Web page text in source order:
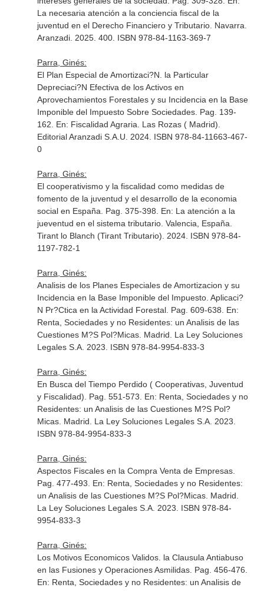
La necesaria atención a la conciencia fiscal de la
juventud en el Derecho Financiero y Tributario. Navarra.
Aranzadi. 2025. 400. ISBN 978-84-1163-369-7
Parra, Ginés:
El Plan Especial de Amortizaci?N. la Particular
Depreciaci?N Efectiva de los Activos en
Aprovechamientos Forestales y su Incidencia en la Base
Imponible del Impuesto Sobre Sociedades. Pag. 139-
162. En: Fiscalidad Agraria . Las Rozas ( Madrid).
Editorial Aranzadi S.A.U. 2024. ISBN 978-84-11663-467-
0
Parra, Ginés:
El cooperativismo y la fiscalidad como medidas de
fomento de la juventud y el desarrollo de la economia
social en España. Pag. 375-398. En: La atención a la
jueventud en el sistema tributario. Valencia, España.
Tirant lo Blanch (Tirant Tributario). 2024. ISBN 978-84-
1197-782-1
Parra, Ginés:
Analisis de los Planes Especiales de Amortizacion y su
Incidencia en la Base Imponible del Impuesto. Aplicaci?
N Pr?Ctica en la Actividad Forestal. Pag. 609-638. En:
Renta, Sociedades y no Residentes: un Analisis de las
Cuestiones M?S Pol?Micas. Madrid. La Ley Soluciones
Legales S.A. 2023. ISBN 978-84-9954-833-3
Parra, Ginés:
En Busca del Tiempo Perdido ( Cooperativas, Juventud
y Fiscalidad). Pag. 551-573. En: Renta, Sociedades y no
Residentes: un Analisis de las Cuestiones M?S Pol?
Micas. Madrid. La Ley Soluciones Legales S.A. 2023.
ISBN 978-84-9954-833-3
Parra, Ginés:
Aspectos Fiscales en la Compra Venta de Empresas.
Pag. 477-493. En: Renta, Sociedades y no Residentes:
un Analisis de las Cuestiones M?S Pol?Micas. Madrid.
La Ley Soluciones Legales S.A. 2023. ISBN 978-84-
9954-833-3
Parra, Ginés:
Los Motivos Economicos Validos. la Clausula Antiabuso
en las Fusiones y Operaciones Asmilidas. Pag. 456-476.
En: Renta, Sociedades y no Residentes: un Analisis de